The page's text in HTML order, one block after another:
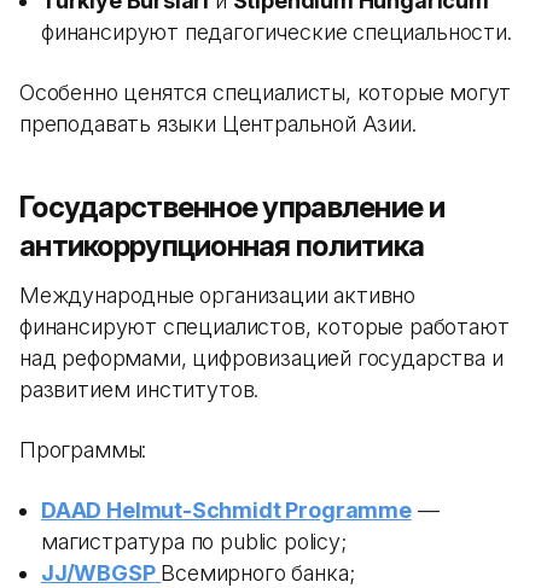
финансируют педагогические специальности.
Особенно ценятся специалисты, которые могут
преподавать языки Центральной Азии.
Государственное управление и
антикоррупционная политика
Международные организации активно
финансируют специалистов, которые работают
над реформами, цифровизацией государства и
развитием институтов.
Программы:
DAAD Helmut-Schmidt Programme—
магистратура по public policy;
JJ/WBGSP Всемирного банка;